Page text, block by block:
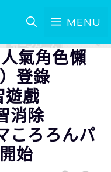
MENU
氣角色懶
登錄
遊戲
消除
ころろんパ
始